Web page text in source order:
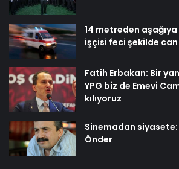
14 metreden
işçisi feci şekilde
Fatih Erbakan: Bir
YPG biz de Emevi
kılıyoruz
Sinemadan siyasete:
Önder